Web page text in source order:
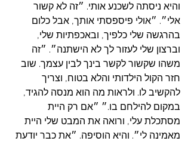
והיא ניסתה לשכנע אותי. ״זה לא קשור
אלי״. ״אולי פיספסתי אותך, אבל כלום
בהרגשה שלי כלפיך, ובאכפתיות שלי,
וברצון שלי לעזור לך לא הישתנה״. ״זה
משהו שקשור לקשר בינך לבין עצמך. שוב
חזר הקול הילדותי והלא בטוח, וצריך
להקשיב לו. ולראות מה הוא מנסה להגיד,
במקום להילחם בו.״ ״אם רק היית
מסתכלת עלי, ורואה את המבט שלי היית
מאמינה לי״. והיא הוסיפה. ״את כבר יודעת